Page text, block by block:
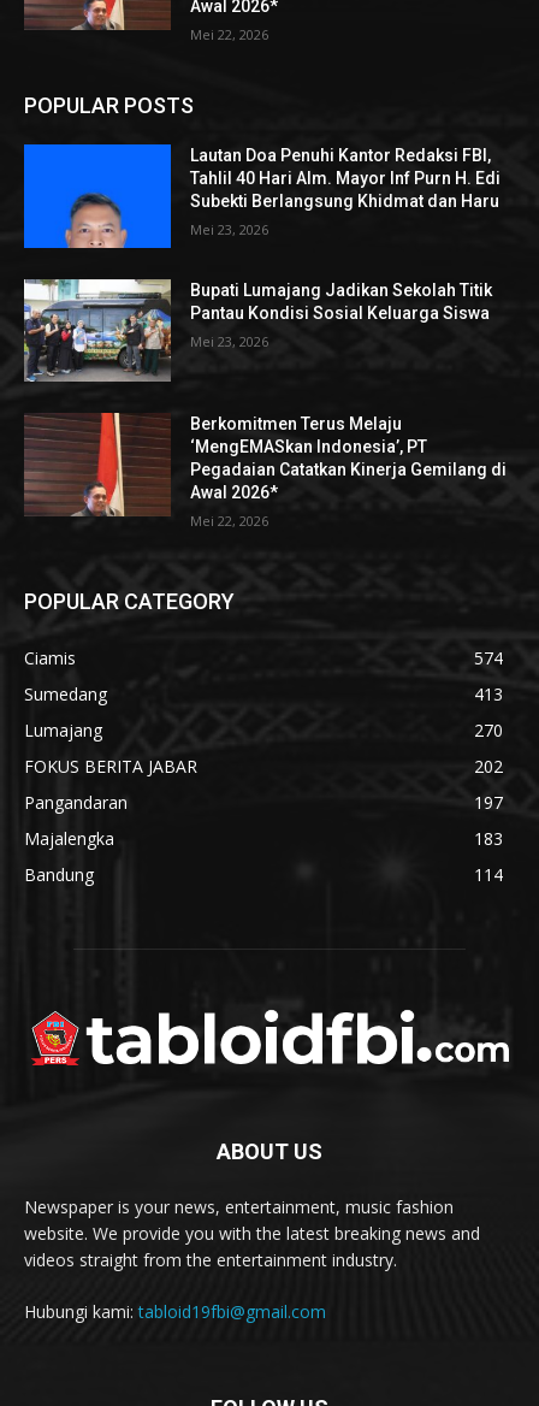
Awal 2026*
Mei 22, 2026
POPULAR POSTS
Lautan Doa Penuhi Kantor Redaksi FBI,
Tahlil 40 Hari Alm. Mayor Inf Purn H. Edi
Subekti Berlangsung Khidmat dan Haru
Mei 23, 2026
Bupati Lumajang Jadikan Sekolah Titik
Pantau Kondisi Sosial Keluarga Siswa
Mei 23, 2026
Berkomitmen Terus Melaju
‘MengEMASkan Indonesia’, PT
Pegadaian Catatkan Kinerja Gemilang di
Awal 2026*
Mei 22, 2026
POPULAR CATEGORY
Ciamis
574
Sumedang
413
Lumajang
270
FOKUS BERITA JABAR
202
Pangandaran
197
Majalengka
183
Bandung
114
ABOUT US
Newspaper is your news, entertainment, music fashion
website. We provide you with the latest breaking news and
videos straight from the entertainment industry.
Hubungi kami:tabloid19fbi@gmail.com